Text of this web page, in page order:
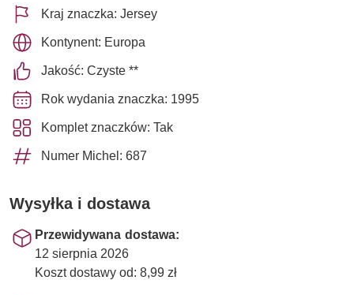
Kraj znaczka: Jersey
Kontynent: Europa
Jakość: Czyste **
Rok wydania znaczka: 1995
Komplet znaczków: Tak
Numer Michel: 687
Wysyłka i dostawa
Przewidywana dostawa:
12 sierpnia 2026
Koszt dostawy od: 8,99 zł